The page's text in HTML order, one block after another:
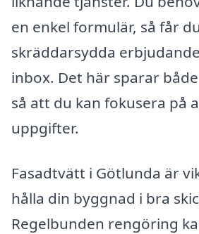
en enkel formulär, så får du
skräddarsydda
inbox. Det här sparar
så att du kan fokusera på
uppgifter.
Fasadtvätt i Götlunda är
hålla din byggnad i bra
Regelbunden rengöring